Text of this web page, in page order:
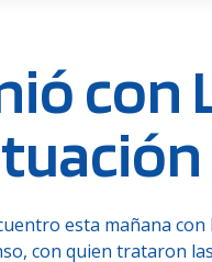
con
esta mañana
con quien trataron